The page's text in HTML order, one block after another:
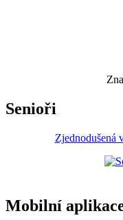
Senioři
Zjednodušená
Mobilní